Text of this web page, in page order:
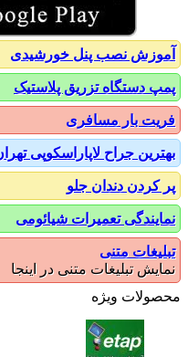
آموزش نصب پنل خورشیدی
پمپ دستگاه تزریق پلاستیک
فریت بار مسافری
بهترین جراح لاپاراسکوپی
پر کردن دندان جلو
نمایندگی تعمیرات شیائومی
تبلیغات متنی
نمایش تبلیغات متنی در اینجا
محصولات ویژه